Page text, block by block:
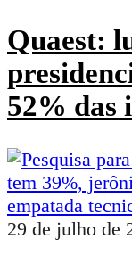
Quaest:
52% das
29 de julho de